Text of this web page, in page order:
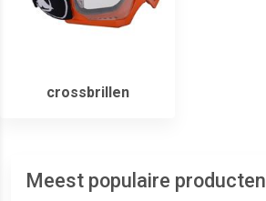
crossbrillen
Meest populaire producten